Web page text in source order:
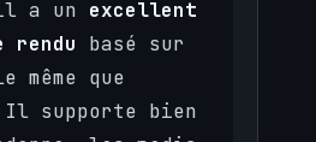
a un excellent
rendu basé sur
même que
supporte bien